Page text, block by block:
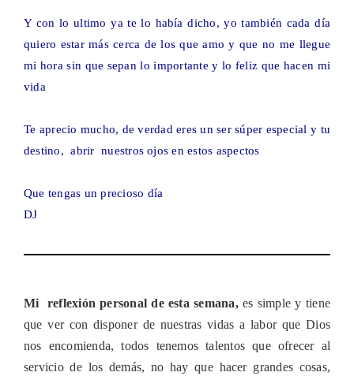
Y con lo ultimo ya te lo había dicho, yo también cada día
quiero estar más cerca de los que amo y que no me llegue
mi hora sin que sepan lo importante y lo feliz que hacen mi
vida
Te aprecio mucho, de verdad eres un ser súper especial y tu
destino, abrir nuestros ojos en estos aspectos
Que tengas un precioso día
DJ
Mi reflexión personal de esta semana,es simple y tiene
que ver con disponer de nuestras vidas a labor que Dios
nos encomienda, todos tenemos talentos que ofrecer al
servicio de los demás, no hay que hacer grandes cosas,